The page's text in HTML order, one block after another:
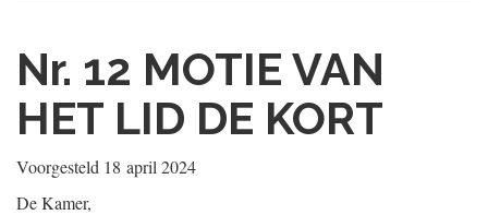
Nr. 12 MOTIE VAN
HET LID DE KORT
Voorgesteld 18 april 2024
De Kamer,